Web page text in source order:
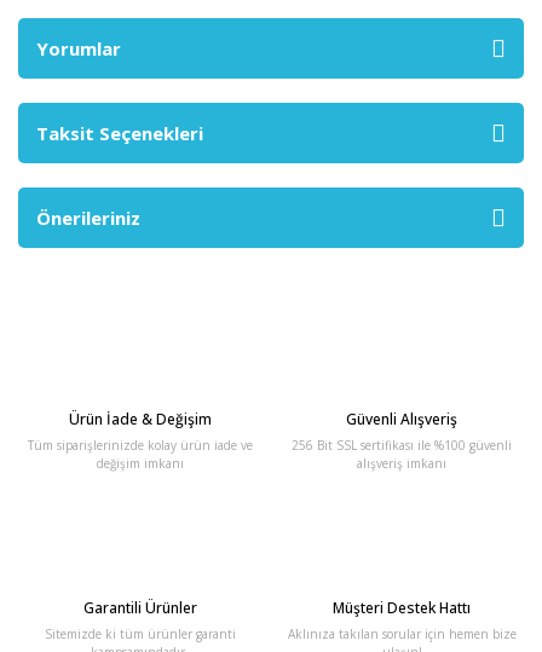
Yorumlar
Taksit Seçenekleri
Önerileriniz
Ürün İade & Değişim
Tüm siparişlerinizde kolay ürün iade ve
değişim imkanı
Güvenli Alışveriş
256 Bit SSL sertifikası ile %100 güvenli
alışveriş imkanı
Garantili Ürünler
Sitemizde ki tüm ürünler garanti
Müşteri Destek Hattı
Aklınıza takılan sorular için hemen bize